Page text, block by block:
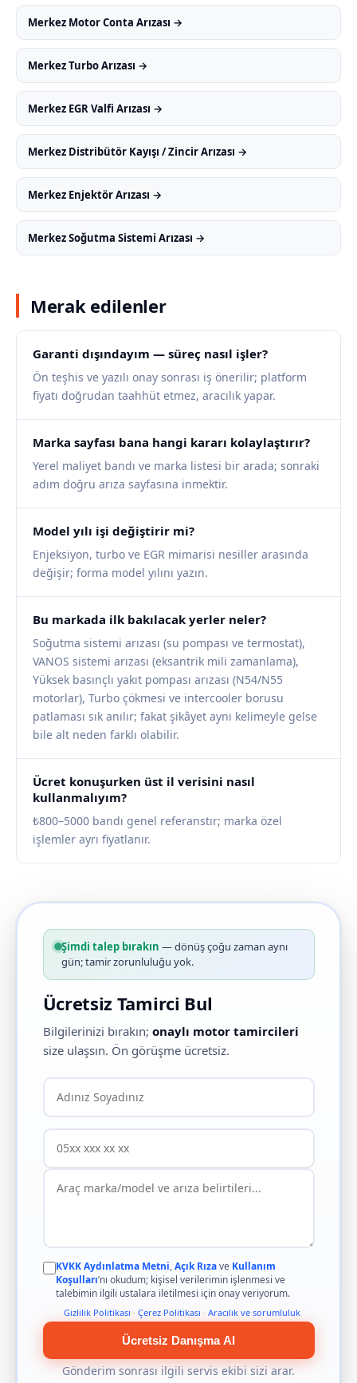
Merkez Motor Conta Arızası →
Merkez Turbo Arızası →
Merkez EGR Valfi Arızası →
Merkez Distribütör Kayışı / Zincir Arızası →
Merkez Enjektör Arızası →
Merkez Soğutma Sistemi Arızası →
Merak edilenler
Garanti dışındayım — süreç nasıl işler?
Ön teşhis ve yazılı onay sonrası iş önerilir; platform
fiyatı doğrudan taahhüt etmez, aracılık yapar.
Marka sayfası bana hangi kararı kolaylaştırır?
Yerel maliyet bandı ve marka listesi bir arada; sonraki
adım doğru arıza sayfasına inmektir.
Model yılı işi değiştirir mi?
Enjeksiyon, turbo ve EGR mimarisi nesiller arasında
değişir; forma model yılını yazın.
Bu markada ilk bakılacak yerler neler?
Soğutma sistemi arızası (su pompası ve termostat),
VANOS sistemi arızası (eksantrik mili zamanlama),
Yüksek basınçlı yakıt pompası arızası (N54/N55
motorlar), Turbo çökmesi ve intercooler borusu
patlaması sık anılır; fakat şikâyet aynı kelimeyle gelse
bile alt neden farklı olabilir.
Ücret konuşurken üst il verisini nasıl
kullanmalıyım?
₺800–5000 bandı genel referanstır; marka özel
işlemler ayrı fiyatlanır.
Şimdi talep bırakın — dönüş çoğu zaman aynı
gün; tamir zorunluluğu yok.
Ücretsiz Tamirci Bul
Bilgilerinizi bırakın; onaylı motor tamircileri
size ulaşsın. Ön görüşme ücretsiz.
KVKK Aydınlatma Metni,Açık Rızave Kullanım
Koşulları’nı okudum; kişisel verilerimin işlenmesi ve
talebimin ilgili ustalara iletilmesi için onay veriyorum.
Gizlilik Politikası · Çerez Politikası · Aracılık ve sorumluluk
Ücretsiz Danışma Al
Gönderim sonrası ilgili servis ekibi sizi arar.